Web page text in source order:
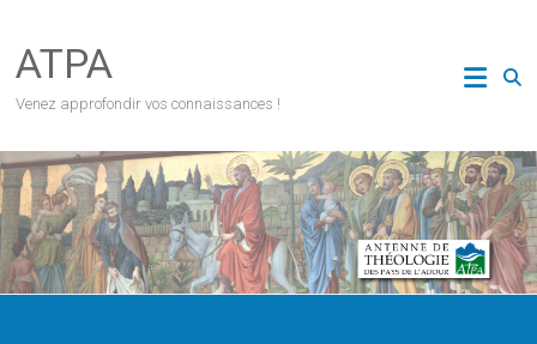
content
ATPA
Venez approfondir vos connaissances !